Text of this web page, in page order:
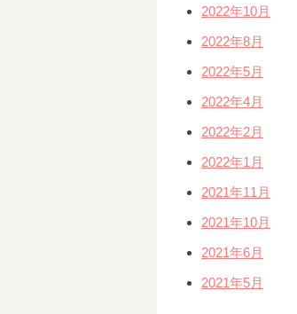
2022年10月
2022年8月
2022年5月
2022年4月
2022年2月
2022年1月
2021年11月
2021年10月
2021年6月
2021年5月